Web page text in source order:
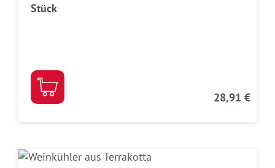
Stück
28,91 €